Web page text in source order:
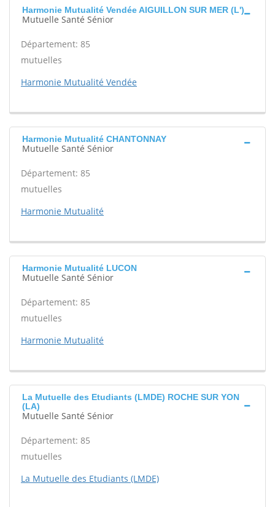
Harmonie Mutualité Vendée AIGUILLON SUR MER (L')
Mutuelle Santé Sénior
Département: 85
mutuelles
Harmonie Mutualité Vendée
Harmonie Mutualité CHANTONNAY
Mutuelle Santé Sénior
Département: 85
mutuelles
Harmonie Mutualité
Harmonie Mutualité LUCON
Mutuelle Santé Sénior
Département: 85
mutuelles
Harmonie Mutualité
La Mutuelle des Etudiants (LMDE) ROCHE SUR YON
(LA)
Mutuelle Santé Sénior
Département: 85
mutuelles
La Mutuelle des Etudiants (LMDE)